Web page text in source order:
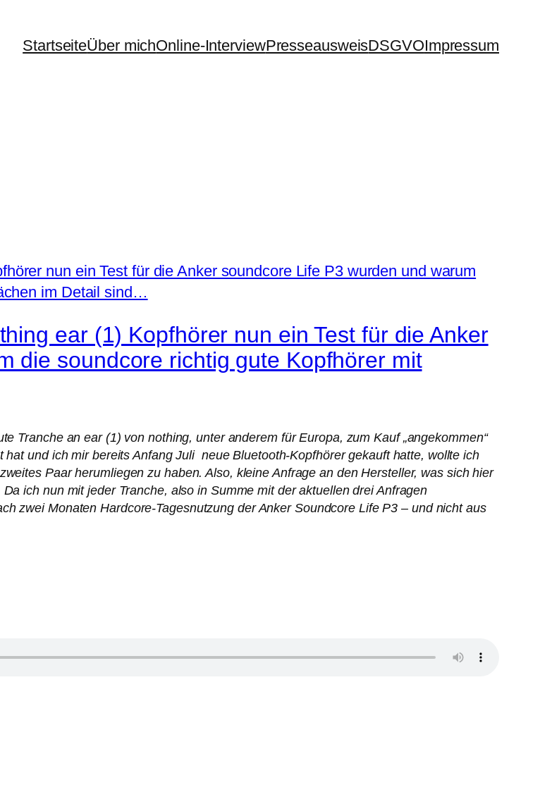
StartseiteÜber michOnline-InterviewPresseausweisDSGVOImpressum
ear (1) Kopfhörer nun ein Test für die Anker
die soundcore richtig gute Kopfhörer mit
Tranche an ear (1) von nothing, unter anderem für Europa, zum Kauf „angekommen“
und ich mir bereits Anfang Juli neue Bluetooth-Kopfhörer gekauft hatte, wollte ich
Paar herumliegen zu haben. Also, kleine Anfrage an den Hersteller, was sich hier
ich nun mit jeder Tranche, also in Summe mit der aktuellen drei Anfragen
zwei Monaten Hardcore-Tagesnutzung der Anker Soundcore Life P3 – und nicht aus